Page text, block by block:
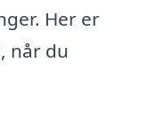
Her er
når du